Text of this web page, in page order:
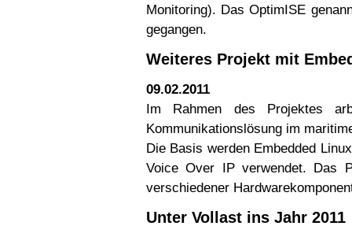
Monitoring). DasOptimISE
gegangen.
Weiteres Projekt mit
09.02.2011
Im Rahmen des Projektes
Kommunikationslösung im
Die Basis werden Embedded
Voice Over IP verwendet. Das
verschiedener
Unter Vollast ins Jahr 2011